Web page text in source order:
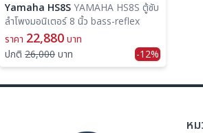
Yamaha HS8S
ลำโพงมอนิเตอร์ 8 นิ้ว bass-reflex
ราคา 22,880 บาท
ปกติ 26,000 บาท -12%
ห